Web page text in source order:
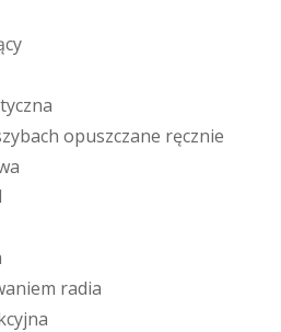
cy
tyczna
zybach opuszczane ręcznie
a
aniem radia
cyjna